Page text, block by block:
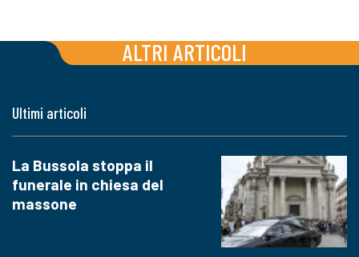
ALTRI ARTICOLI
Ultimi articoli
La Bussola stoppa il
funerale in chiesa del
massone